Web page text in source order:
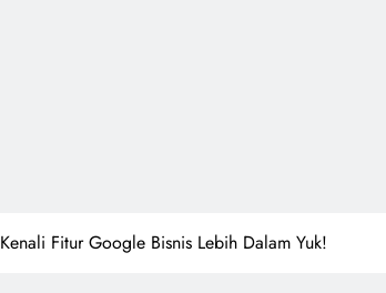
Kenali Fitur Google Bisnis Lebih Dalam Yuk!